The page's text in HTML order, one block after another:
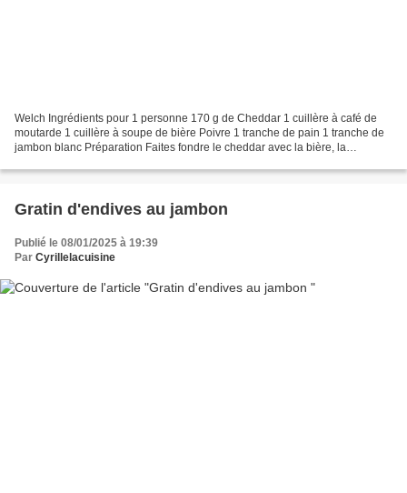
Welch Ingrédients pour 1 personne 170 g de Cheddar 1 cuillère à café de
moutarde 1 cuillère à soupe de bière Poivre 1 tranche de pain 1 tranche de
jambon blanc Préparation Faites fondre le cheddar avec la bière, la
Gratin d'endives au jambon
Publié le 08/01/2025 à 19:39
Par Cyrillelacuisine